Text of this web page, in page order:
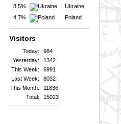
8,5%
Ukraine
4,7%
Poland
Visitors
Today:
984
Yesterday:
1342
This Week:
6991
Last Week:
8032
This Month:
11836
Total:
15023